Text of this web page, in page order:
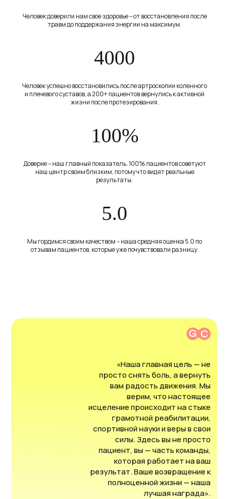
Человек доверили нам свое здоровье – от восстановления после
травм до поддержания энергии на максимум.
4000
Человек успешно восстановились после артроскопии коленного
и плечевого суставов, а 200+ пациентов вернулись к активной
жизни после протезирования.
100%
Доверие – наш главный показатель. 100% пациентов советуют
наш центр своим близким, потому что видят реальные
результаты.
5.0
Мы гордимся своим качеством – наша средняя оценка 5.0 по
отзывам пациентов, которые уже почувствовали разницу.
«Наша главная цель — не
просто снять боль, а вернуть
вам радость движения. Мы
верим, что настоящее
исцеление происходит на стыке
грамотной реабилитации,
спортивной науки и веры в свои
силы. Здесь вы не просто
пациент, вы — часть команды,
которая работает на ваш
результат. Ваше возвращение к
полноценной жизни — наша
лучшая награда».